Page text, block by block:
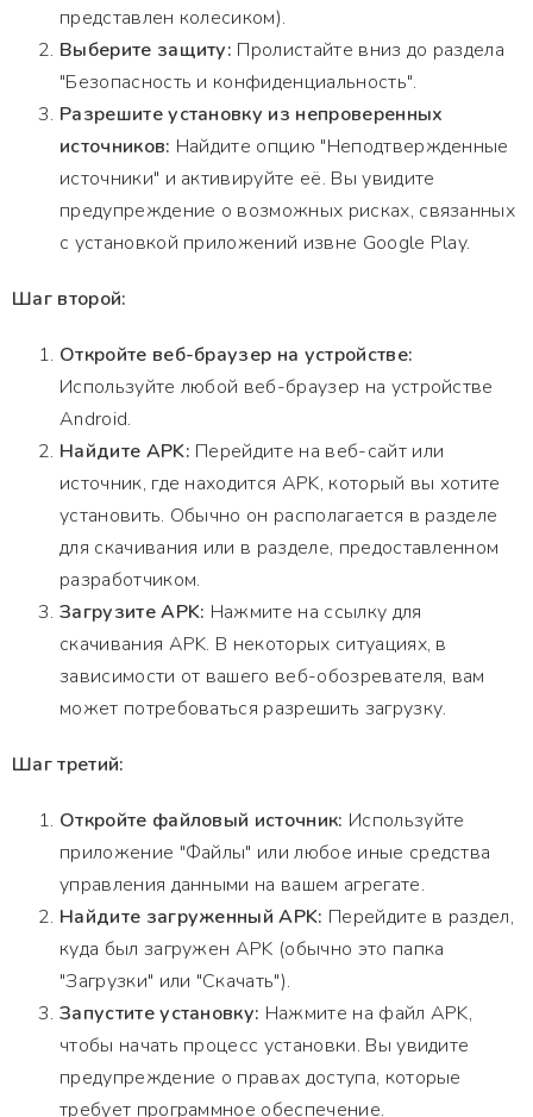
представлен колесиком).
Выберите защиту: Пролистайте вниз до раздела
"Безопасность и конфиденциальность".
Разрешите установку из непроверенных
источников: Найдите опцию "Неподтвержденные
источники" и активируйте её. Вы увидите
предупреждение о возможных рисках, связанных
с установкой приложений извне Google Play.
Шаг второй:
Откройте веб-браузер на устройстве:
Используйте любой веб-браузер на устройстве
Android.
Найдите APK: Перейдите на веб-сайт или
источник, где находится APK, который вы хотите
установить. Обычно он располагается в разделе
для скачивания или в разделе, предоставленном
разработчиком.
Загрузите APK: Нажмите на ссылку для
скачивания APK. В некоторых ситуациях, в
зависимости от вашего веб-обозревателя, вам
может потребоваться разрешить загрузку.
Шаг третий:
Откройте файловый источник: Используйте
приложение "Файлы" или любое иные средства
управления данными на вашем агрегате.
Найдите загруженный APK: Перейдите в раздел,
куда был загружен APK (обычно это папка
"Загрузки" или "Скачать").
Запустите установку: Нажмите на файл APK,
чтобы начать процесс установки. Вы увидите
предупреждение о правах доступа, которые
требует программное обеспечение.